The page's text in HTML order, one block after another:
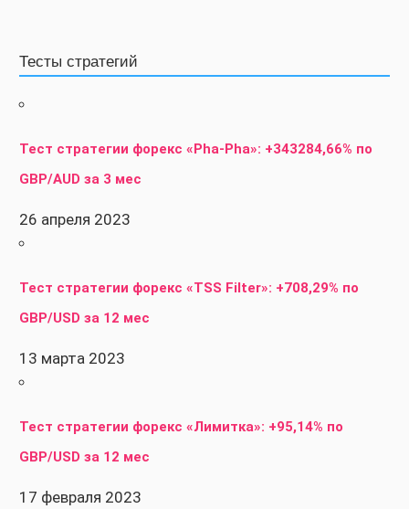
Тесты стратегий
Тест стратегии форекс «Pha-Pha»: +343284,66% по
GBP/AUD за 3 мес
26 апреля 2023
Тест стратегии форекс «TSS Filter»: +708,29% по
GBP/USD за 12 мес
13 марта 2023
Тест стратегии форекс «Лимитка»: +95,14% по
GBP/USD за 12 мес
17 февраля 2023